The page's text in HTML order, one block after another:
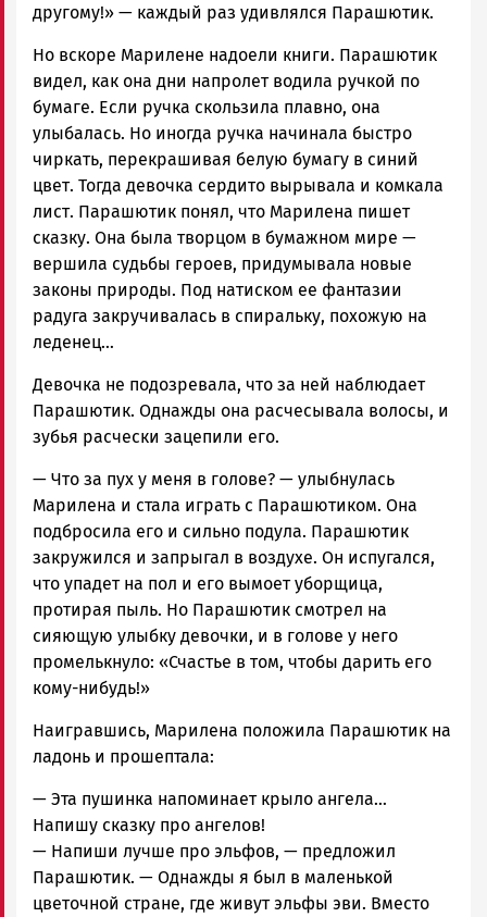
другому!» — каждый раз удивлялся Парашютик.
Но вскоре Марилене надоели книги. Парашютик
видел, как она дни напролет водила ручкой по
бумаге. Если ручка скользила плавно, она
улыбалась. Но иногда ручка начинала быстро
чиркать, перекрашивая белую бумагу в синий
цвет. Тогда девочка сердито вырывала и комкала
лист. Парашютик понял, что Марилена пишет
сказку. Она была творцом в бумажном мире —
вершила судьбы героев, придумывала новые
законы природы. Под натиском ее фантазии
радуга закручивалась в спиральку, похожую на
леденец…
Девочка не подозревала, что за ней наблюдает
Парашютик. Однажды она расчесывала волосы, и
зубья расчески зацепили его.
— Что за пух у меня в голове? — улыбнулась
Марилена и стала играть с Парашютиком. Она
подбросила его и сильно подула. Парашютик
закружился и запрыгал в воздухе. Он испугался,
что упадет на пол и его вымоет уборщица,
протирая пыль. Но Парашютик смотрел на
сияющую улыбку девочки, и в голове у него
промелькнуло: «Счастье в том, чтобы дарить его
кому-нибудь!»
Наигравшись, Марилена положила Парашютик на
ладонь и прошептала:
— Эта пушинка напоминает крыло ангела…
Напишу сказку про ангелов!
— Напиши лучше про эльфов, — предложил
Парашютик. — Однажды я был в маленькой
цветочной стране, где живут эльфы эви. Вместо